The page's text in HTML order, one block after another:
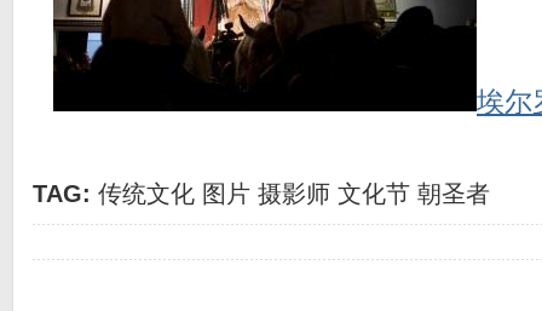
埃尔
TAG: 传统文化 图片 摄影师 文化节 朝圣者